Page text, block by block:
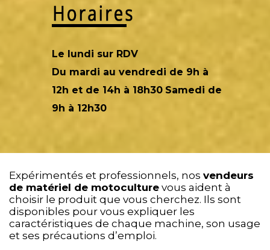
Le lundi sur RDV
Du mardi au vendredi de 9h à
12h et de 14h à 18h30 Samedi de
9h à 12h30
Expérimentés et professionnels, nos vendeurs
de matériel de motoculture vous aident à
choisir le produit que vous cherchez. Ils sont
disponibles pour vous expliquer les
caractéristiques de chaque machine, son usage
et ses précautions d’emploi.